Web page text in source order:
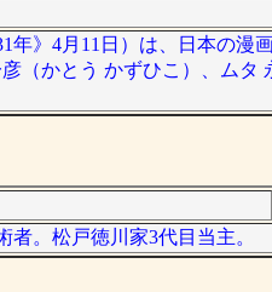
年》4月11日）は、日本の漫
（かとう かずひこ）、ムタ
。松戸徳川家3代目当主。